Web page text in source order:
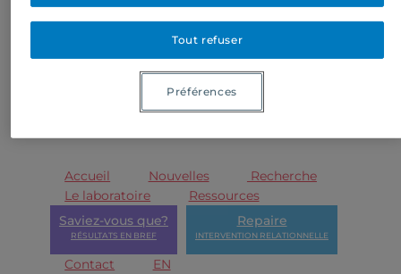
Accueil Nouvelles
Recherche
Le laboratoire
Ressources
Saviez-vous que?
RÉSULTATS EN BREF
Repaire
INTERVENTION RELATIONNELLE
Contact EN
Tout refuser
Préférences